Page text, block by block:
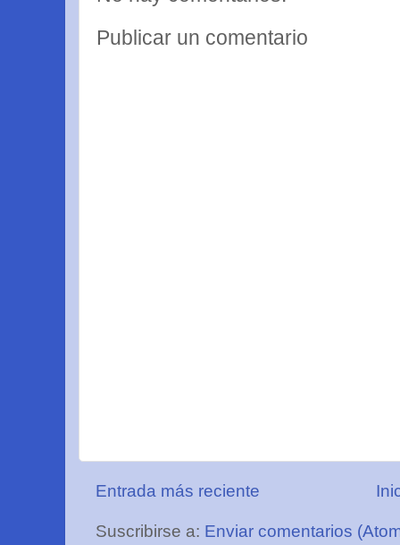
Publicar un comentario
Entrada más reciente
Suscribirse a: Enviar comentarios